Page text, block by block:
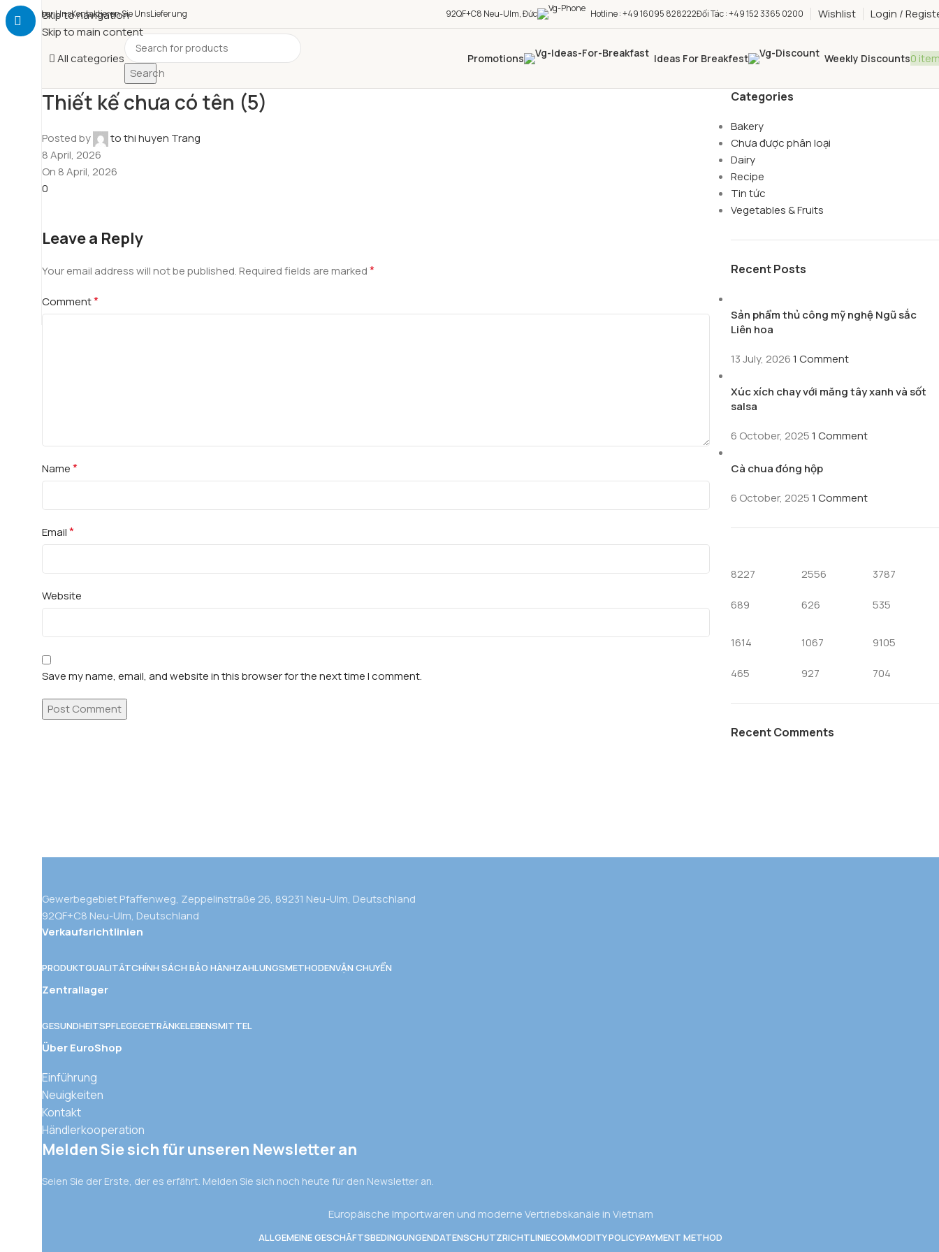
Skip to navigation
Skip to main content
Über UnsKontaktieren Sie UnsLieferung 92QF+C8 Neu-Ulm, Đức Hotline : +49 16095 828222Đối Tác : +49 152 3365 0200 Wishlist Login /
All categories
Search
Promotions Ideas For Breakfest Weekly Discounts0
Thiết kế chưa có tên (5)
Posted by
to thi huyen Trang
8 April, 2026
On 8 April, 2026
0
Leave a Reply
Your email address will not be published.Required fields are marked*
Comment*
Name*
Email*
Website
Save my name, email, and website in this browser for the next time I comment.
Categories
Bakery
Chưa được phân loại
Dairy
Recipe
Tin tức
Vegetables & Fruits
Recent Posts
Sản phẩm thủ công mỹ nghệ Ngũ sắc
Liên hoa
13 July, 20261 Comment
Xúc xích chay với măng tây xanh và sốt
salsa
6 October, 20251 Comment
Cà chua đóng hộp
6 October, 20251 Comment
8227
689
2556
626
3787
535
1614
465
1067
927
9105
704
Recent Comments
Gewerbegebiet Pfaffenweg, Zeppelinstraße 26, 89231 Neu-Ulm, Deutschland
92QF+C8 Neu-Ulm, Deutschland
Verkaufsrichtlinien
PRODUKTQUALITÄTCHÍNH SÁCH BẢO HÀNHZAHLUNGSMETHODENVẬN CHUYỂN
Zentrallager
GESUNDHEITSPFLEGEGETRÄNKELEBENSMITTEL
Über EuroShop
Einführung
Neuigkeiten
Kontakt
Händlerkooperation
Melden Sie sich für unseren Newsletter an
Seien Sie der Erste, der es erfährt. Melden Sie sich noch heute für den Newsletter an.
Europäische Importwaren und moderne Vertriebskanäle in Vietnam
ALLGEMEINE GESCHÄFTSBEDINGUNGENDATENSCHUTZRICHTLINIECOMMODITY POLICYPAYMENT METHOD